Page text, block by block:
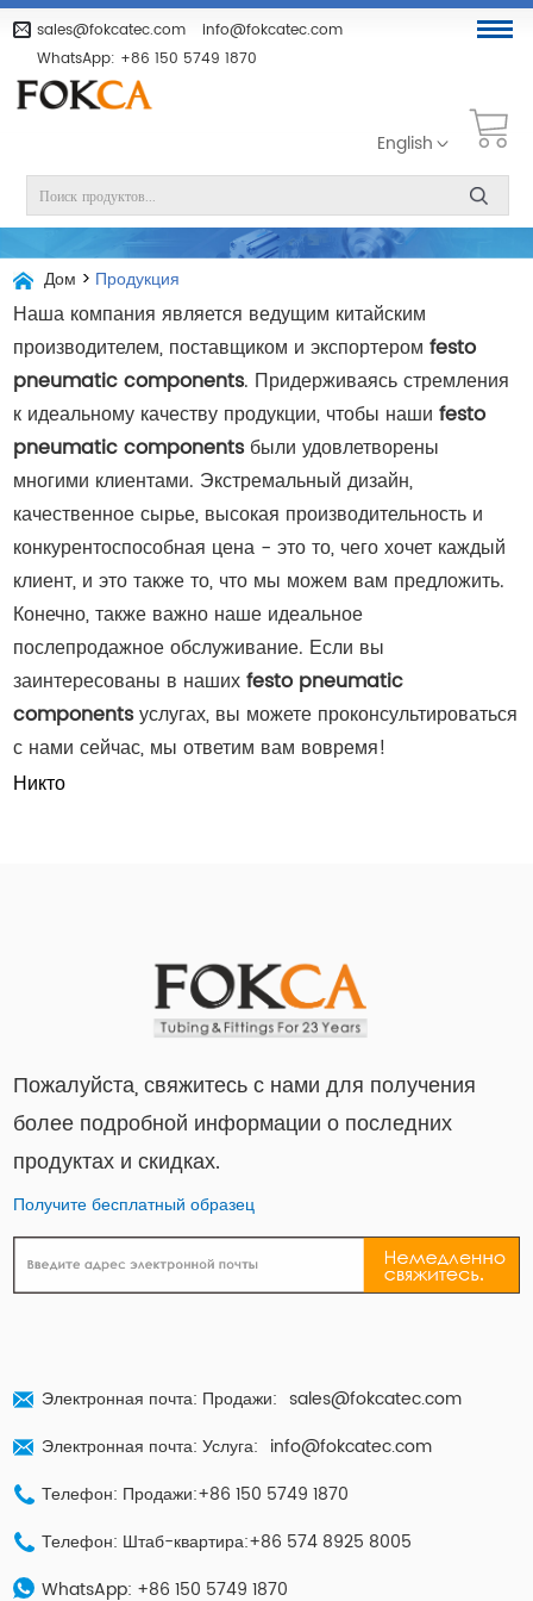
sales@fokcatec.com
info@fokcatec.com
WhatsApp: +86 150 5749 1870
English
Дом > Продукция
Наша компания является ведущим китайским
производителем, поставщиком и экспортеромfesto
pneumatic components. Придерживаясь стремления
к идеальному качеству продукции, чтобы нашиfesto
pneumatic componentsбыли удовлетворены
многими клиентами. Экстремальный дизайн,
качественное сырье, высокая производительность и
конкурентоспособная цена - это то, чего хочет каждый
клиент, и это также то, что мы можем вам предложить.
Конечно, также важно наше идеальное
послепродажное обслуживание. Если вы
заинтересованы в нашихfesto pneumatic
componentsуслугах, вы можете проконсультироваться
с нами сейчас, мы ответим вам вовремя!
Никто
Пожалуйста, свяжитесь с нами для получения
более подробной информации о последних
продуктах и ​​скидках.
Получите бесплатный образец
Электронная почта: Продажи: sales@fokcatec.com
Электронная почта: Услуга: info@fokcatec.com
Телефон: Продажи:+86 150 5749 1870
Телефон: Штаб-квартира:+86 574 8925 8005
WhatsApp: +86 150 5749 1870